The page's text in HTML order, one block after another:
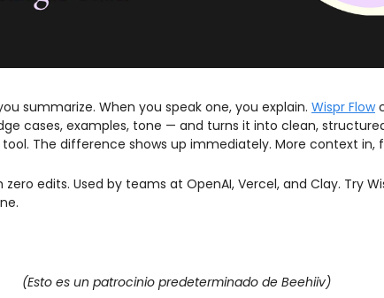
summarize. When you speak one, you explain. Wispr Flow
cases, examples, tone — and turns it into clean,
tool. The difference shows up immediately. More context in,
edits. Used by teams at OpenAI, Vercel, and Clay. Try
(Esto es un patrocinio predeterminado de Beehiiv)